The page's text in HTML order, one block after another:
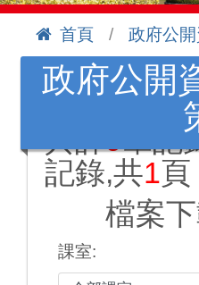
區
首頁 政府公
政府公開
共計9筆記
記錄,共1頁
檔案
課室: